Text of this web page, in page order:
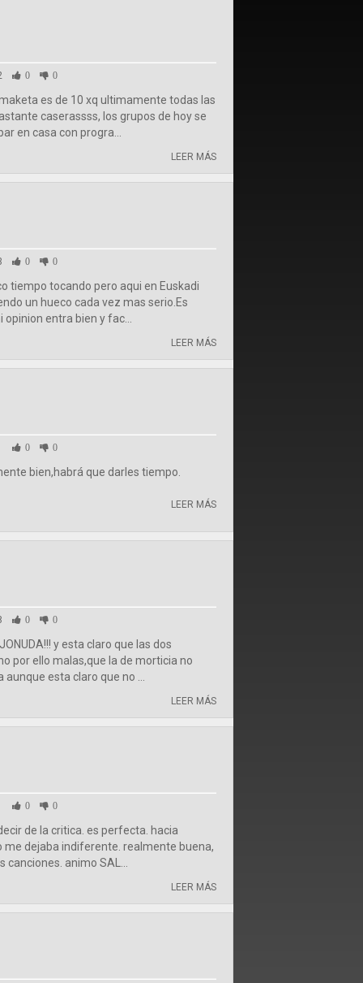
0 0
es de 10 xq ultimamente todas las
caserassss, los grupos de hoy se
en casa con progra...
LEER MÁS
0 0
tiempo tocando pero aqui en Euskadi
un hueco cada vez mas serio.Es
entra bien y fac...
LEER MÁS
0 0
bien,habrá que darles tiempo.
LEER MÁS
0 0
y esta claro que las dos
por ello malas,que la de morticia no
esta claro que no ...
LEER MÁS
0 0
de la critica. es perfecta. hacia
dejaba indiferente. realmente buena,
animo SAL...
LEER MÁS